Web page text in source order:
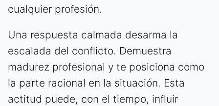
cualquier profesión.
Una respuesta calmada desarma la
escalada del conflicto. Demuestra
madurez profesional y te posiciona como
la parte racional en la situación. Esta
actitud puede, con el tiempo, influir